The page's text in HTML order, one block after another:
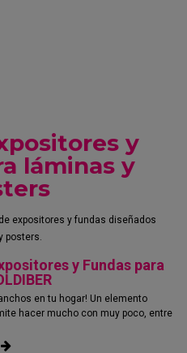
y
láminas y
expositores y fundas diseñados
posters.
y Fundas para
en tu hogar! Un elemento
hacer mucho con muy poco, entre